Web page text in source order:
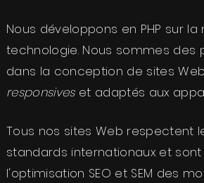
Nous développons en PHP sur la
technologie. Nous sommes des
dans la conception de sites
responsiveset adaptés aux
Tous nos sites Web respectent
standards internationaux et
l'optimisation SEO et SEM des